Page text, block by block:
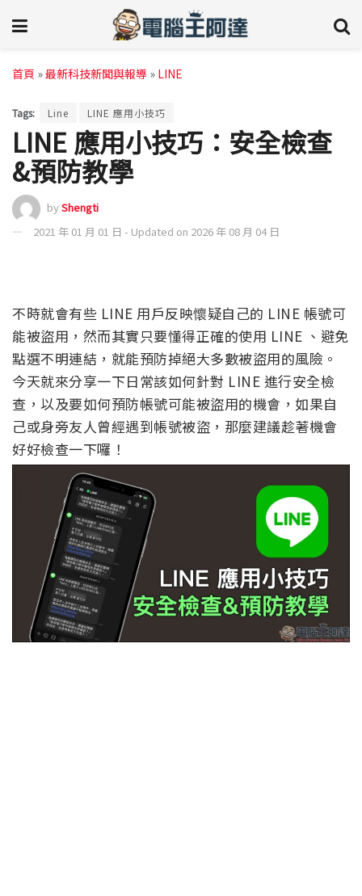
首頁 »最新科技新聞與報導 » LINE
Tags: Line LINE 應用小技巧
LINE 應用小技巧：安全檢查
&預防教學
byShengti
2021 年 01 月 01 日 - Updated on 2026 年 08 月 04 日
不時就會有些 LINE 用戶反映懷疑自己的 LINE 帳號可
能被盜用，然而其實只要懂得正確的使用 LINE 、避免
點選不明連結，就能預防掉絕大多數被盜用的風險。
今天就來分享一下日常該如何針對 LINE 進行安全檢
查，以及要如何預防帳號可能被盜用的機會，如果自
己或身旁友人曾經遇到帳號被盜，那麼建議趁著機會
好好檢查一下囉！